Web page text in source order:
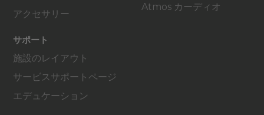
アクセサリー
Atmos カーディオ
サポート
施設のレイアウト
サービスサポートページ
エデュケーション